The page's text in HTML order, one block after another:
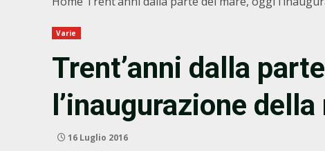
Varie
Trent’anni dalla
l’inaugurazione
16 Luglio 2016